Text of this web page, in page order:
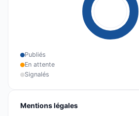
Publiés
En attente
Signalés
Mentions légales